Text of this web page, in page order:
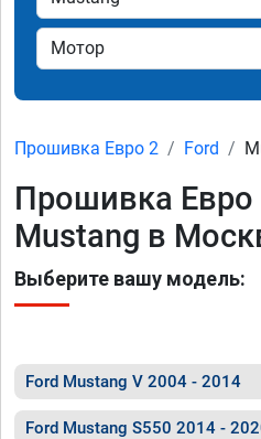
Прошивка Евро 2 Ford
Прошивка Евро
Mustang в
Выберите вашу модель:
Ford Mustang V 2004 - 2014
Ford Mustang S550 2014 -